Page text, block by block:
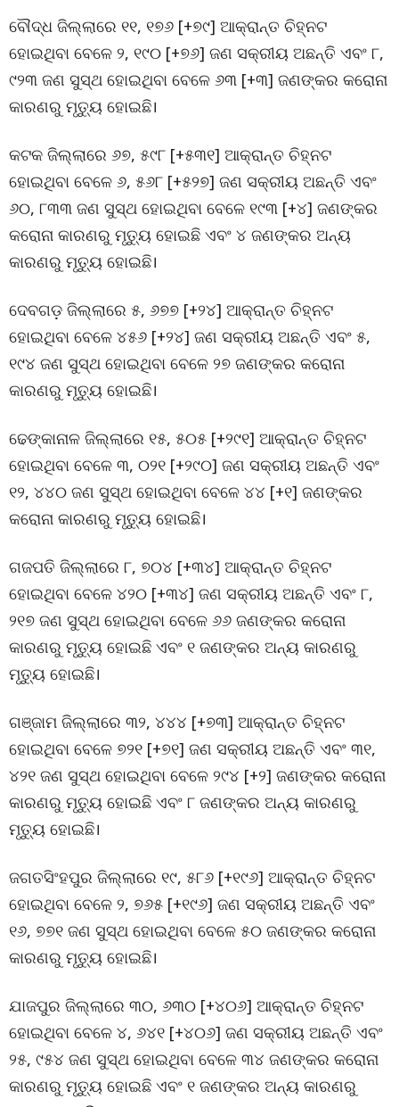
ବୌଦ୍ଧ ଜିଲ୍ଲାରେ ୧୧, ୧୭୬ [+୭୯] ଆକ୍ରାନ୍ତ ଚିହ୍ନଟ
ହୋଇଥିବା ବେଳେ ୨, ୧୯୦ [+୭୬] ଜଣ ସକ୍ରୀୟ ଅଛନ୍ତି ଏବଂ ୮,
୯୨୩ ଜଣ ସୁସ୍ଥ ହୋଇଥିବା ବେଳେ ୬୩ [+୩] ଜଣଙ୍କର କରୋନା
କାରଣରୁ ମୃତ୍ୟୁ ହୋଇଛି।
କଟକ ଜିଲ୍ଲାରେ ୬୭, ୫୯୮ [+୫୩୧] ଆକ୍ରାନ୍ତ ଚିହ୍ନଟ
ହୋଇଥିବା ବେଳେ ୬, ୫୬୮ [+୫୨୭] ଜଣ ସକ୍ରୀୟ ଅଛନ୍ତି ଏବଂ
୬୦, ୮୩୩ ଜଣ ସୁସ୍ଥ ହୋଇଥିବା ବେଳେ ୧୯୩ [+୪] ଜଣଙ୍କର
କରୋନା କାରଣରୁ ମୃତ୍ୟୁ ହୋଇଛି ଏବଂ ୪ ଜଣଙ୍କର ଅନ୍ୟ
କାରଣରୁ ମୃତ୍ୟୁ ହୋଇଛି।
ଦେବଗଡ଼ ଜିଲ୍ଲାରେ ୫, ୬୭୭ [+୨୪] ଆକ୍ରାନ୍ତ ଚିହ୍ନଟ
ହୋଇଥିବା ବେଳେ ୪୫୬ [+୨୪] ଜଣ ସକ୍ରୀୟ ଅଛନ୍ତି ଏବଂ ୫,
୧୯୪ ଜଣ ସୁସ୍ଥ ହୋଇଥିବା ବେଳେ ୨୭ ଜଣଙ୍କର କରୋନା
କାରଣରୁ ମୃତ୍ୟୁ ହୋଇଛି।
ଢେଙ୍କାନାଳ ଜିଲ୍ଲାରେ ୧୫, ୫୦୫ [+୨୯୧] ଆକ୍ରାନ୍ତ ଚିହ୍ନଟ
ହୋଇଥିବା ବେଳେ ୩, ୦୨୧ [+୨୯୦] ଜଣ ସକ୍ରୀୟ ଅଛନ୍ତି ଏବଂ
୧୨, ୪୪୦ ଜଣ ସୁସ୍ଥ ହୋଇଥିବା ବେଳେ ୪୪ [+୧] ଜଣଙ୍କର
କରୋନା କାରଣରୁ ମୃତ୍ୟୁ ହୋଇଛି।
ଗଜପତି ଜିଲ୍ଲାରେ ୮, ୭୦୪ [+୩୪] ଆକ୍ରାନ୍ତ ଚିହ୍ନଟ
ହୋଇଥିବା ବେଳେ ୪୨୦ [+୩୪] ଜଣ ସକ୍ରୀୟ ଅଛନ୍ତି ଏବଂ ୮,
୨୧୭ ଜଣ ସୁସ୍ଥ ହୋଇଥିବା ବେଳେ ୬୬ ଜଣଙ୍କର କରୋନା
କାରଣରୁ ମୃତ୍ୟୁ ହୋଇଛି ଏବଂ ୧ ଜଣଙ୍କର ଅନ୍ୟ କାରଣରୁ
ମୃତ୍ୟୁ ହୋଇଛି।
ଗଞ୍ଜାମ ଜିଲ୍ଲାରେ ୩୨, ୪୪୪ [+୭୩] ଆକ୍ରାନ୍ତ ଚିହ୍ନଟ
ହୋଇଥିବା ବେଳେ ୭୨୧ [+୭୧] ଜଣ ସକ୍ରୀୟ ଅଛନ୍ତି ଏବଂ ୩୧,
୪୨୧ ଜଣ ସୁସ୍ଥ ହୋଇଥିବା ବେଳେ ୨୯୪ [+୨] ଜଣଙ୍କର କରୋନା
କାରଣରୁ ମୃତ୍ୟୁ ହୋଇଛି ଏବଂ ୮ ଜଣଙ୍କର ଅନ୍ୟ କାରଣରୁ
ମୃତ୍ୟୁ ହୋଇଛି।
ଜଗତସିଂହପୁର ଜିଲ୍ଲାରେ ୧୯, ୫୮୬ [+୧୯୬] ଆକ୍ରାନ୍ତ ଚିହ୍ନଟ
ହୋଇଥିବା ବେଳେ ୨, ୭୬୫ [+୧୯୬] ଜଣ ସକ୍ରୀୟ ଅଛନ୍ତି ଏବଂ
୧୬, ୭୭୧ ଜଣ ସୁସ୍ଥ ହୋଇଥିବା ବେଳେ ୫୦ ଜଣଙ୍କର କରୋନା
କାରଣରୁ ମୃତ୍ୟୁ ହୋଇଛି।
ଯାଜପୁର ଜିଲ୍ଲାରେ ୩୦, ୬୩୦ [+୪୦୬] ଆକ୍ରାନ୍ତ ଚିହ୍ନଟ
ହୋଇଥିବା ବେଳେ ୪, ୬୪୧ [+୪୦୬] ଜଣ ସକ୍ରୀୟ ଅଛନ୍ତି ଏବଂ
୨୫, ୯୫୪ ଜଣ ସୁସ୍ଥ ହୋଇଥିବା ବେଳେ ୩୪ ଜଣଙ୍କର କରୋନା
କାରଣରୁ ମୃତ୍ୟୁ ହୋଇଛି ଏବଂ ୧ ଜଣଙ୍କର ଅନ୍ୟ କାରଣରୁ